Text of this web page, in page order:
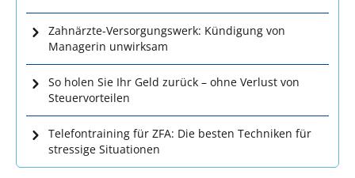
Zahnärzte-Versorgungswerk: Kündigung von
Managerin unwirksam
So holen Sie Ihr Geld zurück – ohne Verlust von
Steuervorteilen
Telefontraining für ZFA: Die besten Techniken für
stressige Situationen